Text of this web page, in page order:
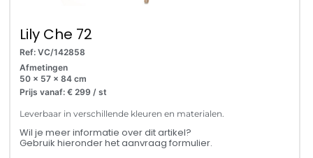
Lily Che 72
Ref: VC/142858
Afmetingen
50 x 57 x 84 cm
Prijs vanaf: € 299 / st
Leverbaar in verschillende kleuren en materialen.
Wil je meer informatie over dit artikel?
Gebruik hieronder het aanvraag formulier.